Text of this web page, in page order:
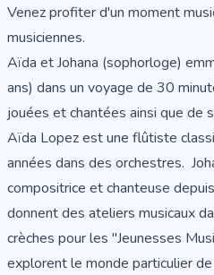
Venez profiter d'un moment
musiciennes.
Aïda et Johana (sophorloge)
ans) dans un voyage de 30
jouées et chantées ainsi que de
Aïda Lopez est une flûtiste
années dans des orchestres.
compositrice et chanteuse
donnent des ateliers musicaux
crèches pour les "Jeunesses
explorent le monde particulier